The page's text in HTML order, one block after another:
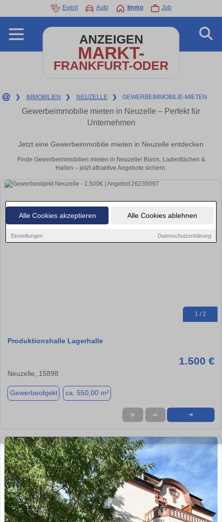
Alle Cookies akzeptieren Alle Cookies ablehnen
Einstellungen Datenschutzerklärung
Event Auto Immo Job
ANZEIGEN
MARKT-
FRANKFURT-ODER
❯ IMMOBILIEN ❯ NEUZELLE ❯ GEWERBEIMMOBILIE-MIETEN
Gewerbeimmobilie mieten in Neuzelle – Perfekt für
Unternehmen
Jetzt eine Gewerbeimmobilie mieten in Neuzelle entdecken
Finde Gewerbeimmobilien mieten in Neuzelle! Büros, Ladenflächen &
Hallen – jetzt attraktive Angebote sichern.
1 / 2
Produktionshalle Lagerhalle
1.500 €
Neuzelle, 15898
Gewerbeobjekt ca. 550,00 m²
★ ➦ ➜